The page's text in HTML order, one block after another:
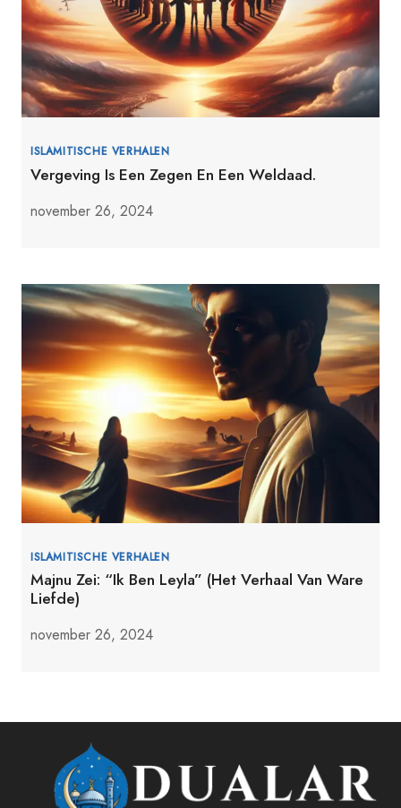
ISLAMITISCHE VERHALEN
Vergeving Is Een Zegen En Een Weldaad.
november 26, 2024
ISLAMITISCHE VERHALEN
Majnu Zei: “Ik Ben Leyla” (Het Verhaal Van Ware
Liefde)
november 26, 2024